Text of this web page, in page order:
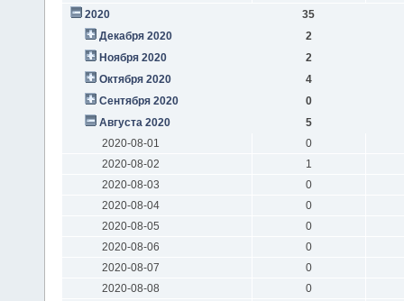
2020
35
Декабря 2020
2
Ноября 2020
2
Октября 2020
4
Сентября 2020
0
Августа 2020
5
2020-08-01
0
2020-08-02
1
2020-08-03
0
2020-08-04
0
2020-08-05
0
2020-08-06
0
2020-08-07
0
2020-08-08
0